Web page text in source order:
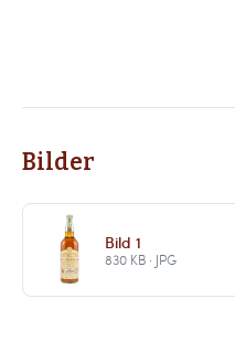
Bilder
Bild 1
830 KB · JPG